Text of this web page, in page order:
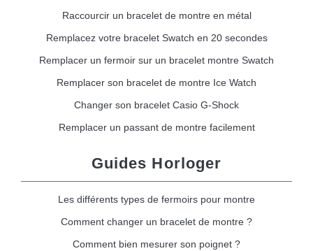
Raccourcir un bracelet de montre en métal
Remplacez votre bracelet Swatch en 20 secondes
Remplacer un fermoir sur un bracelet montre Swatch
Remplacer son bracelet de montre Ice Watch
Changer son bracelet Casio G-Shock
Remplacer un passant de montre facilement
Guides Horloger
Les différents types de fermoirs pour montre
Comment changer un bracelet de montre ?
Comment bien mesurer son poignet ?